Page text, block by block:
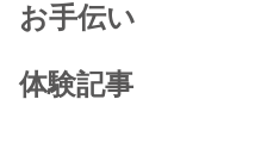
お手伝い
体験記事